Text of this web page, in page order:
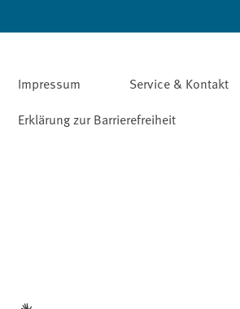
Impressum Service & Kontakt
Erklärung zur Barrierefreiheit